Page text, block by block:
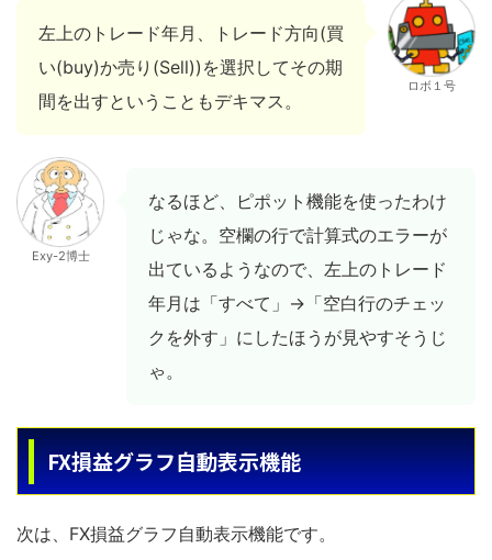
左上のトレード年月、トレード方向(買
い(buy)か売り(Sell))を選択してその期
間を出すということもデキマス。
ロボ１号
Exy-2博士
なるほど、ピポット機能を使ったわけ
じゃな。空欄の行で計算式のエラーが
出ているようなので、左上のトレード
年月は「すべて」→「空白行のチェッ
クを外す」にしたほうが見やすそうじ
ゃ。
FX損益グラフ自動表示機能
次は、FX損益グラフ自動表示機能です。